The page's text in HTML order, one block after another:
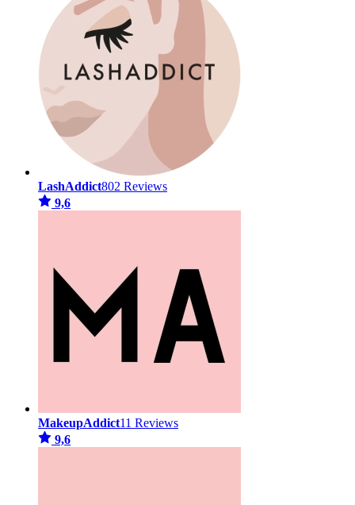
LashAddict802 Reviews
9,6
MakeupAddict11 Reviews
9,6